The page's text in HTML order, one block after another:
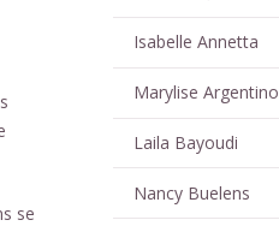
se
Isabelle Annetta
Marylise Argentino
Laila Bayoudi
Nancy Buelens